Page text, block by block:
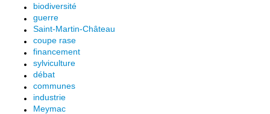
biodiversité
guerre
Saint-Martin-Château
coupe rase
financement
sylviculture
débat
communes
industrie
Meymac